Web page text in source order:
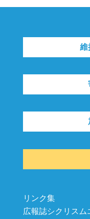
維
リンク集
広報誌シクリスム